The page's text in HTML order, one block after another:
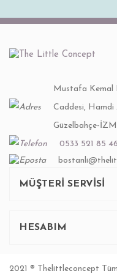
Mustafa Kemal
Caddesi, Hamdi
Güzelbahçe-
0533 521 85 46
MÜŞTERİ SERVİSİ
HESABIM
2021 ® Thelittleconcept Tüm